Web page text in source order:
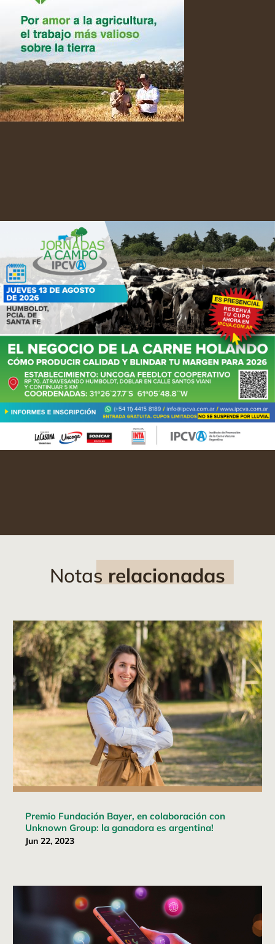
Notas relacionadas
Premio Fundación Bayer, en colaboración con
Unknown Group: la ganadora es argentina!
Jun 22, 2023